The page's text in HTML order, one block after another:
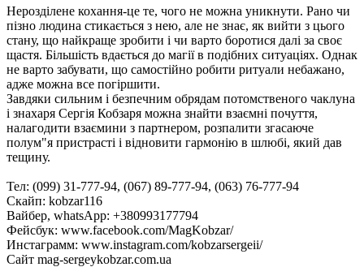
Нерозділене кохання-це те, чого не можна уникнути. Рано чи
пізно людина стикається з нею, але не знає, як вийти з цього
стану, що найкраще зробити і чи варто боротися далі за своє
щастя. Більшість вдається до магії в подібних ситуаціях. Однак
не варто забувати, що самостійно робити ритуали небажано,
адже можна все погіршити.
Завдяки сильним і безпечним обрядам потомственого чаклуна
і знахаря Сергія Кобзаря можна знайти взаємні почуття,
налагодити взаємини з партнером, розпалити згасаюче
полум"я пристрасті і відновити гармонію в шлюбі, який дав
тещину.
Тел: (099) 31-777-94, (067) 89-777-94, (063) 76-777-94
Скайп: kobzar116
Вайбер, whatsApp: +380993177794
Фейсбук: www.facebook.com/MagKobzar/
Инстаграмм: www.instagram.com/kobzarsergeii/
Сайт mag-sergeykobzar.com.ua